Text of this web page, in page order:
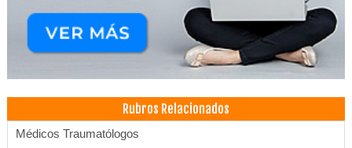
Rubros Relacionados
Médicos Traumatólogos